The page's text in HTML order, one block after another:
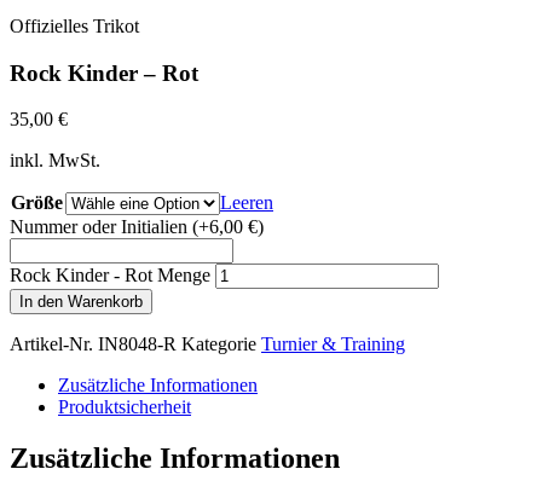
Offizielles Trikot
Rock Kinder – Rot
35,00 €
inkl. MwSt.
Größe
Leeren
Nummer oder Initialien (+6,00 €)
Rock Kinder - Rot Menge
In den Warenkorb
Artikel-Nr. IN8048-R Kategorie Turnier & Training
Zusätzliche Informationen
Produktsicherheit
Zusätzliche Informationen